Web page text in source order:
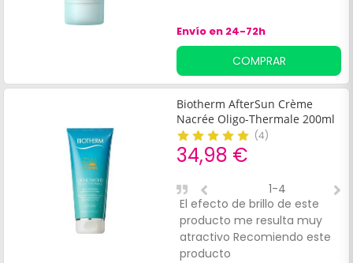
Envío en 24-72h
COMPRAR
Biotherm AfterSun Crème
Nacrée Oligo-Thermale 200ml
(4)
34,98 €
El efecto de brillo de este
producto me resulta muy
atractivo Recomiendo este
producto
1-4